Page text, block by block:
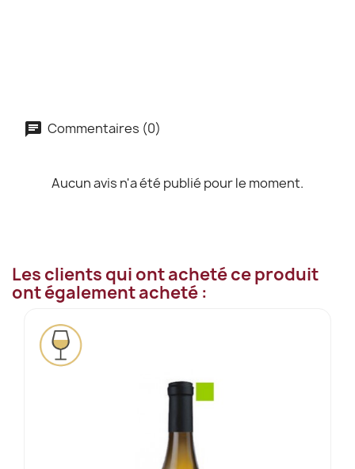
Commentaires (0)
Aucun avis n'a été publié pour le moment.
Les clients qui ont acheté ce produit
ont également acheté :